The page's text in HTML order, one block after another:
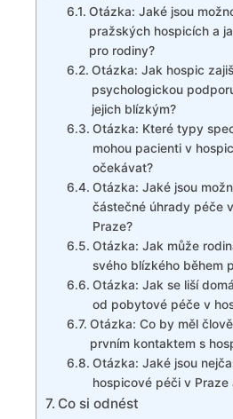
Otázka: Jaké jsou
pražských hospicích a
pro rodiny?
Otázka: Jak hospic
psychologickou
jejich blízkým?
Otázka: Které typy
mohou pacienti v
očekávat?
Otázka: Jaké jsou
částečné úhrady péče
Praze?
Otázka: Jak může
svého blízkého během
Otázka: Jak se liší
od pobytové péče v
Otázka: Co by měl
prvním kontaktem s
Otázka: Jaké jsou
hospicové péči v
Co si odnést